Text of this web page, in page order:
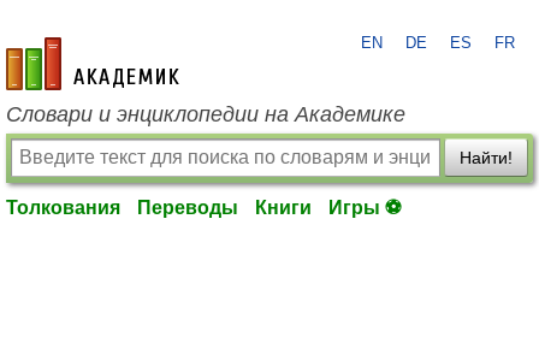
academic.ru
EN DE ES FR
Словари и энциклопедии на Академике
Найти!
Толкования Переводы Книги Игры ⚽